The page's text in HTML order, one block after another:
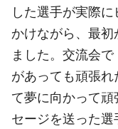
した選手が実際
かけながら、最
ました。交流会
があっても頑張
て夢に向かって
セージを送った